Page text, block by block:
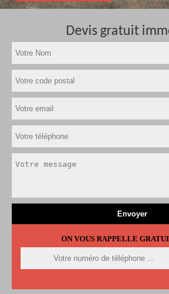
Devis gratuit
ON VOUS RAPPELLE